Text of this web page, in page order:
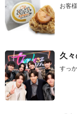
お客
久
すっ